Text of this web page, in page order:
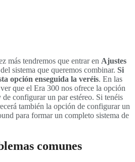
más tendremos que entrar en Ajustes
sistema que queremos combinar. Si
opción enseguida la veréis. En las
que el Era 300 nos ofrece la opción
configurar un par estéreo. Si tenéis
también la opción de configurar un
para formar un completo sistema de
comunes